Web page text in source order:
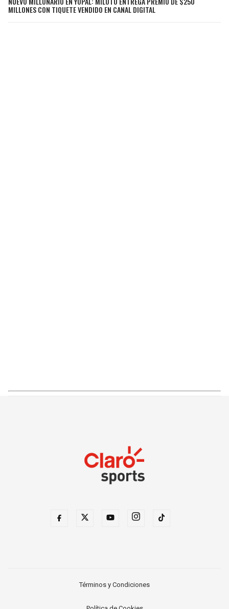
MILLONES CON TIQUETE VENDIDO EN CANAL DIGITAL
Términos y Condiciones